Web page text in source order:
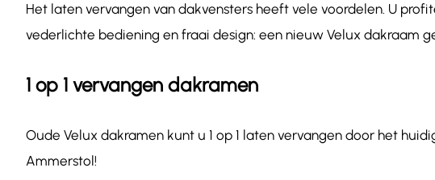
Het laten vervangen van dakvensters heeft vele voordelen. U
vederlichte bediening en fraai design: een nieuw Velux dakraam
1 op 1 vervangen dakramen
Oude Velux dakramen kunt u 1 op 1 laten vervangen door het
Ammerstol!